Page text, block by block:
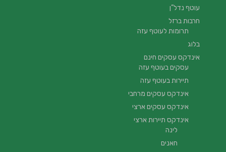
עוטף נדל”ן
חרבות ברזל
תרומות לעוטף עזה
בלוג
אינדקס עסקים חינם
עסקים בעוטף עזה
תיירות בעוטף עזה
אינדקס עסקים מרחבי
אינדקס עסקים ארצי
אינדקס תיירות ארצי
לינה
חאנים